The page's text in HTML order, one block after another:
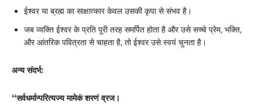
ईश्वर या ब्रह्म का साक्षात्कार केवल उसकी कृपा से संभव है।
जब व्यक्ति ईश्वर के प्रति पूरी तरह समर्पित होता है और उसे सच्चे प्रेम, भक्ति,
और आंतरिक पवित्रता से चाहता है, तो ईश्वर उसे स्वयं चुनता है।
अन्य संदर्भ:
“सर्वधर्मान्परित्यज्य मामेकं शरणं व्रज।